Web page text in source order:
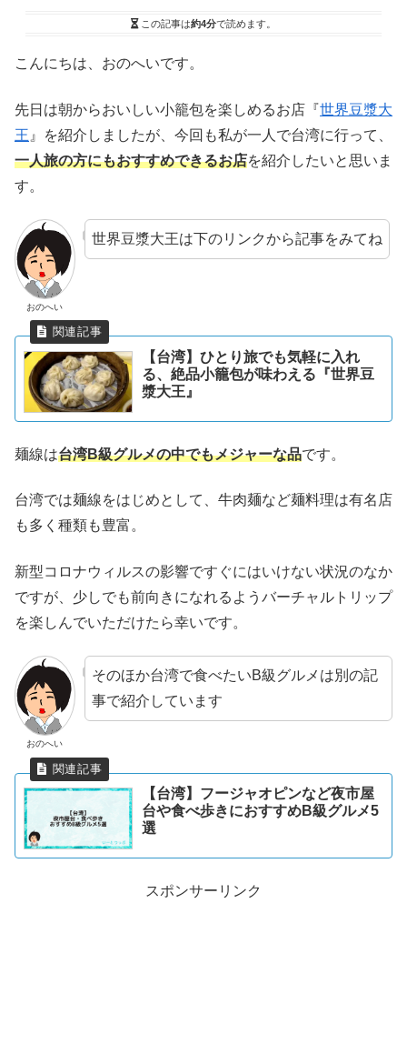
この記事は約4分で読めます。
こんにちは、おのへいです。
先日は朝からおいしい小籠包を楽しめるお店『世界豆漿大
王 』を紹介しましたが、今回も私が一人で台湾に行って、
一人旅の方にもおすすめできるお店を紹介したいと思いま
す。
おのへい
世界豆漿大王は下のリンクから記事をみてね
【台湾】ひとり旅でも気軽に入れ
る、絶品小籠包が味わえる『世界豆
漿大王』
麺線は台湾B級グルメの中でもメジャーな品です。
台湾では麺線をはじめとして、牛肉麺など麺料理は有名店
も多く種類も豊富。
新型コロナウィルスの影響ですぐにはいけない状況のなか
ですが、少しでも前向きになれるようバーチャルトリップ
を楽しんでいただけたら幸いです。
おのへい
そのほか台湾で食べたいB級グルメは別の記
事で紹介しています
【台湾】フージャオピンなど夜市屋
台や食べ歩きにおすすめB級グルメ5
選
スポンサーリンク